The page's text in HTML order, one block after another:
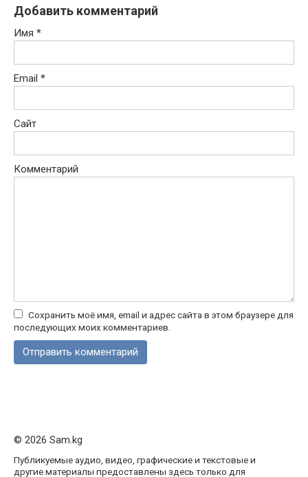
Добавить комментарий
Имя *
Email *
Сайт
Комментарий
Сохранить моё имя, email и адрес сайта в этом браузере для
последующих моих комментариев.
© 2026 Sam.kg
Публикуемые аудио, видео, графические и текстовые и
другие материалы предоставлены здесь только для